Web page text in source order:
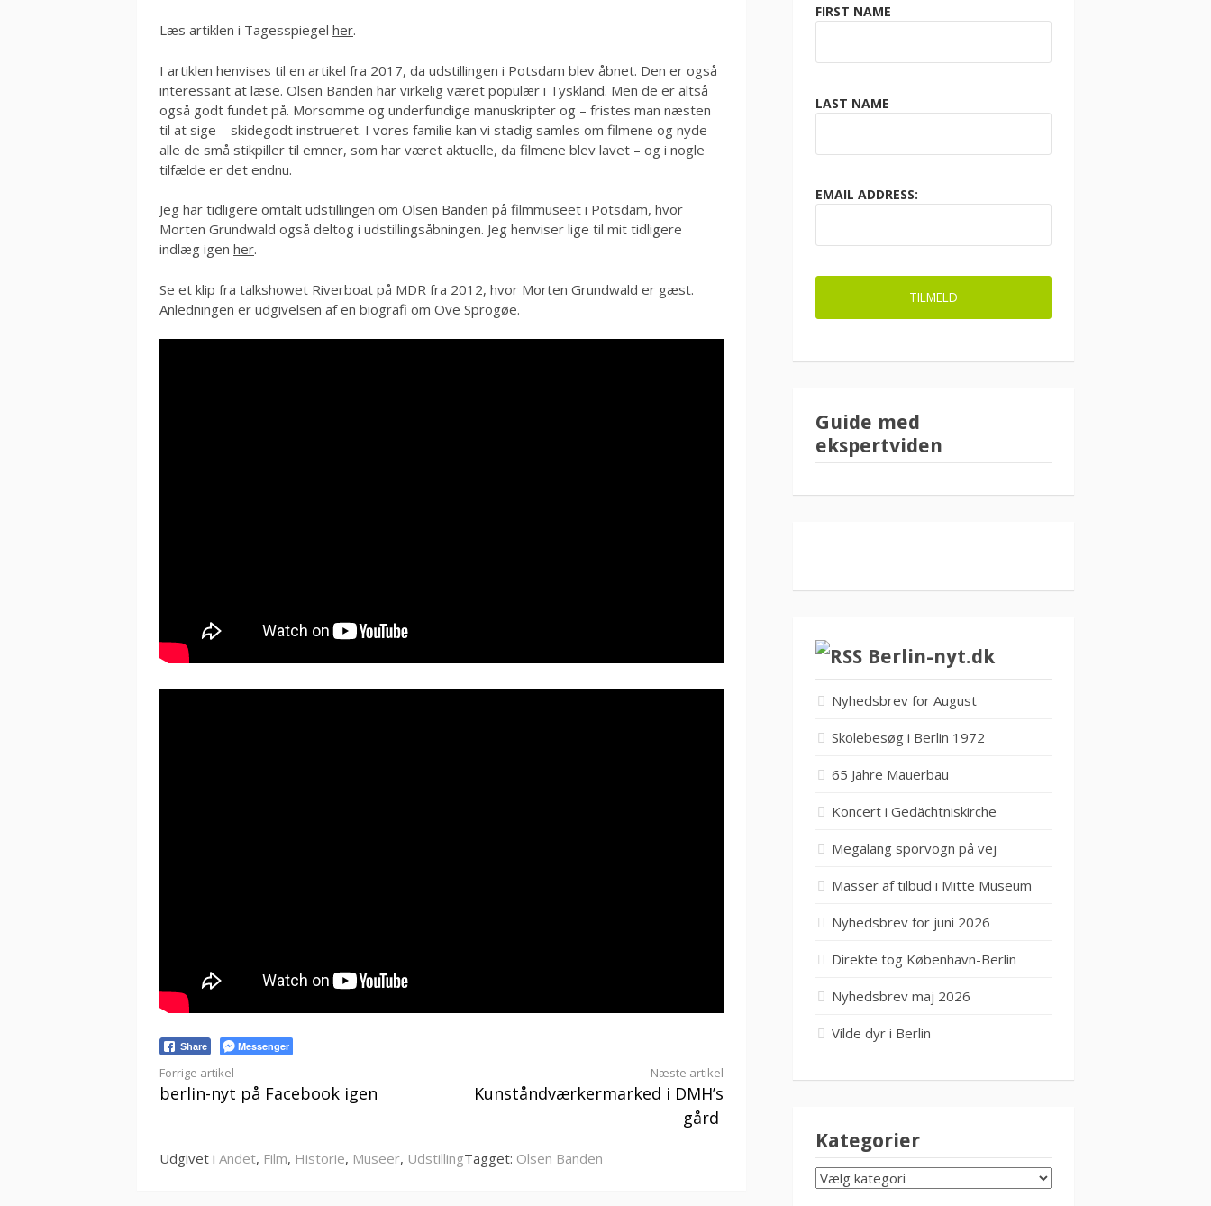
Læs artiklen i Tagesspiegel her.
I artiklen henvises til en artikel fra 2017, da udstillingen i Potsdam blev åbnet. Den er også
interessant at læse. Olsen Banden har virkelig været populær i Tyskland. Men de er altså
også godt fundet på. Morsomme og underfundige manuskripter og – fristes man næsten
til at sige – skidegodt instrueret. I vores familie kan vi stadig samles om filmene og nyde
alle de små stikpiller til emner, som har været aktuelle, da filmene blev lavet – og i nogle
tilfælde er det endnu.
Jeg har tidligere omtalt udstillingen om Olsen Banden på filmmuseet i Potsdam, hvor
Morten Grundwald også deltog i udstillingsåbningen. Jeg henviser lige til mit tidligere
indlæg igen her.
Se et klip fra talkshowet Riverboat på MDR fra 2012, hvor Morten Grundwald er gæst.
Anledningen er udgivelsen af en biografi om Ove Sprogøe.
Share Messenger
Læs
videre
Forrige artikel
berlin-nyt på Facebook igen
Næste artikel
Kunståndværkermarked i DMH’s
gård
Udgivet i Andet, Film, Historie, Museer, UdstillingTagget: Olsen Banden
FIRST NAME
LAST NAME
EMAIL ADDRESS:
Guide med
ekspertviden
Berlin-nyt.dk
Nyhedsbrev for August
Skolebesøg i Berlin 1972
65 Jahre Mauerbau
Koncert i Gedächtniskirche
Megalang sporvogn på vej
Masser af tilbud i Mitte Museum
Nyhedsbrev for juni 2026
Direkte tog København-Berlin
Nyhedsbrev maj 2026
Vilde dyr i Berlin
Kategorier
KATEGORIER